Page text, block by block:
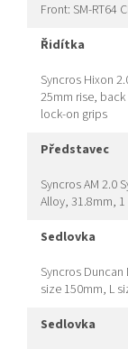
Front: SM-RT64
řidítka
Syncros Hixon
25mm rise,
lock-on grips
představec
Syncros AM 2.0
Alloy, 31.8mm,
sedlovka
Syncros
size 150mm, L
sedlovka